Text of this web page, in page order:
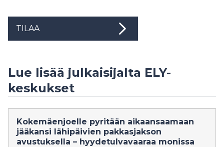
TILAA
Lue lisää julkaisijalta ELY-
keskukset
Kokemäenjoelle pyritään aikaansaamaan
jääkansi lähipäivien pakkasjakson
avustuksella – hyydetulvavaaraa monissa